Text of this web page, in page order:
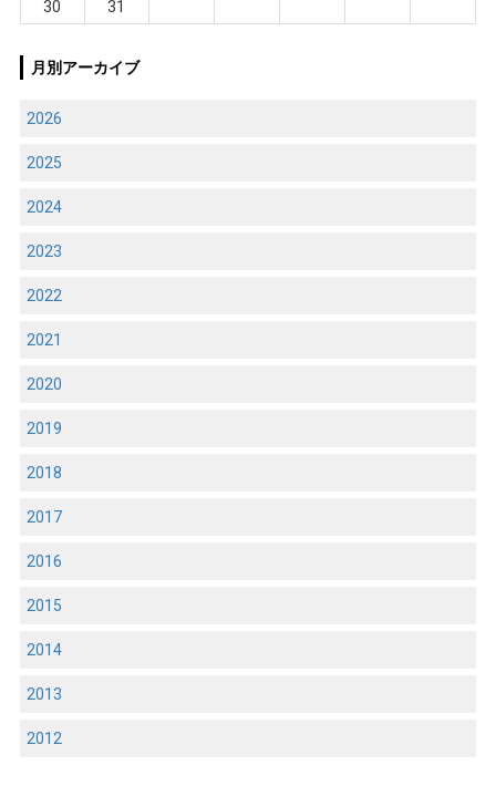
30
31
月別アーカイブ
2026
2025
2024
2023
2022
2021
2020
2019
2018
2017
2016
2015
2014
2013
2012